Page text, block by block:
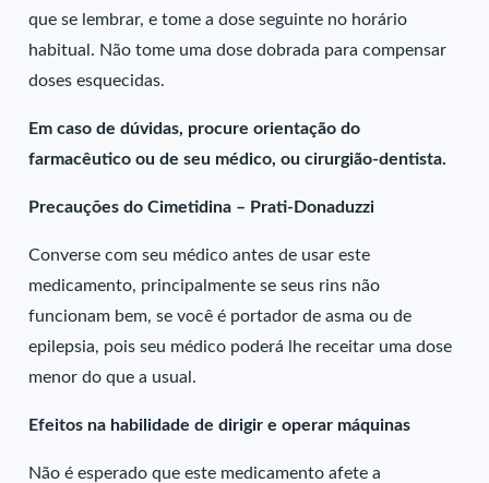
que se lembrar, e tome a dose seguinte no horário
habitual. Não tome uma dose dobrada para compensar
doses esquecidas.
Em caso de dúvidas, procure orientação do
farmacêutico ou de seu médico, ou cirurgião-dentista.
Precauções do Cimetidina – Prati-Donaduzzi
Converse com seu médico antes de usar este
medicamento, principalmente se seus rins não
funcionam bem, se você é portador de asma ou de
epilepsia, pois seu médico poderá lhe receitar uma dose
menor do que a usual.
Efeitos na habilidade de dirigir e operar máquinas
Não é esperado que este medicamento afete a